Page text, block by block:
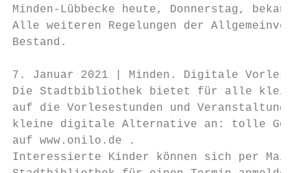
Minden-Lübbecke heute, Donnerstag, bekannt
Alle weiteren Regelungen der
Bestand.
7. Januar 2021 | Minden. Digitale
Die Stadtbibliothek bietet für alle kleinen
auf die Vorlesestunden und
kleine digitale Alternative an: tolle
auf www.onilo.de .
Interessierte Kinder können sich per Mail